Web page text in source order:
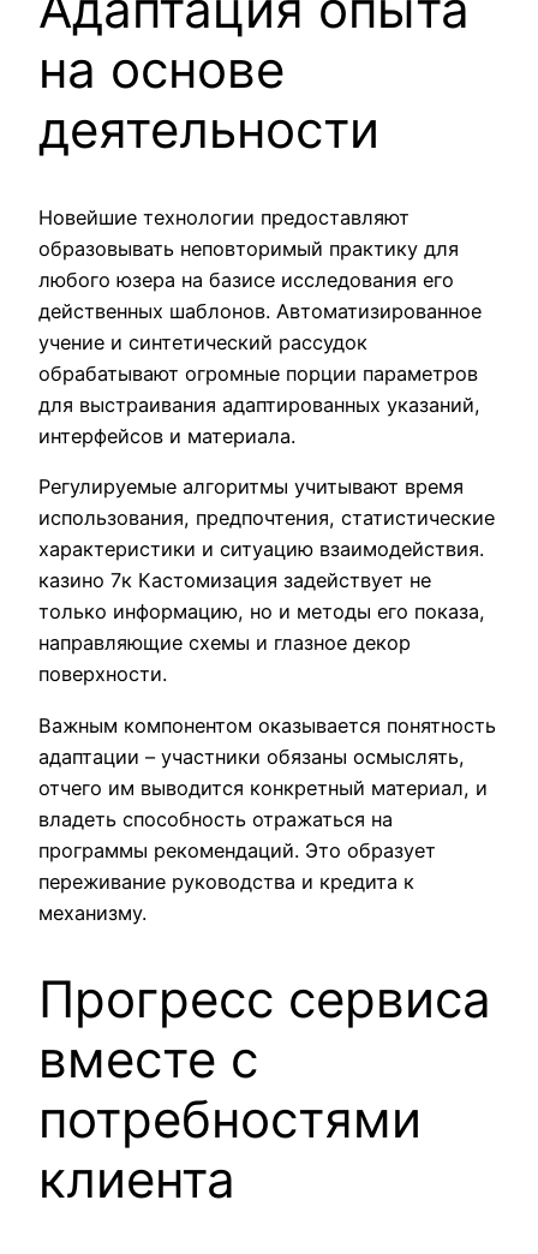
на основе
деятельности
Новейшие технологии предоставляют
образовывать неповторимый практику для
любого юзера на базисе исследования его
действенных шаблонов. Автоматизированное
учение и синтетический рассудок
обрабатывают огромные порции параметров
для выстраивания адаптированных указаний,
интерфейсов и материала.
Регулируемые алгоритмы учитывают время
использования, предпочтения, статистические
характеристики и ситуацию взаимодействия.
казино 7к Кастомизация задействует не
только информацию, но и методы его показа,
направляющие схемы и глазное декор
поверхности.
Важным компонентом оказывается понятность
адаптации – участники обязаны осмыслять,
отчего им выводится конкретный материал, и
владеть способность отражаться на
программы рекомендаций. Это образует
переживание руководства и кредита к
механизму.
Прогресс сервиса
вместе с
потребностями
клиента